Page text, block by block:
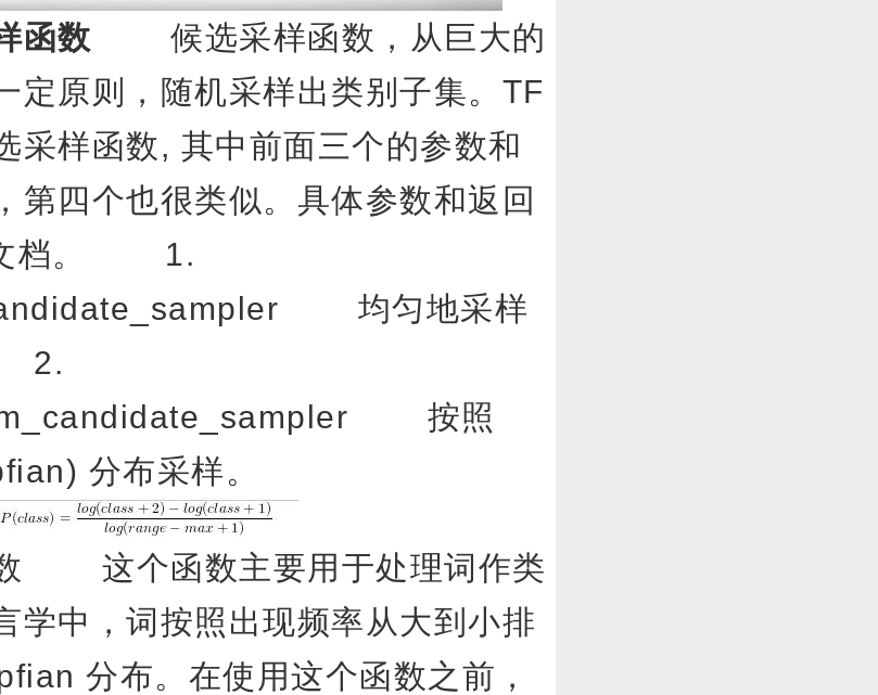
函数 候选采样函数，从巨大的
定原则，随机采样出类别子集。TF
采样函数, 其中前面三个的参数和
第四个也很类似。具体参数和返回
文档。 1.
均匀地采样
2.
按照
分布采样。
这个函数主要用于处理词作类
学中，词按照出现频率从大到小排
分布。在使用这个函数之前，